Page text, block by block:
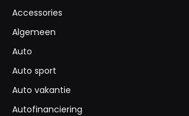
Accessories
Algemeen
Auto
Auto sport
Auto vakantie
Autofinanciering